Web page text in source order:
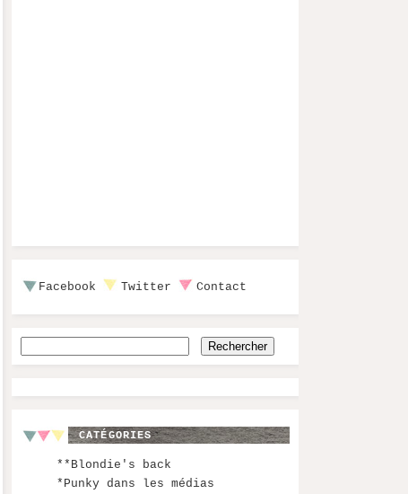
Facebook Twitter Contact
CATÉGORIES
**Blondie's back
*Punky dans les médias